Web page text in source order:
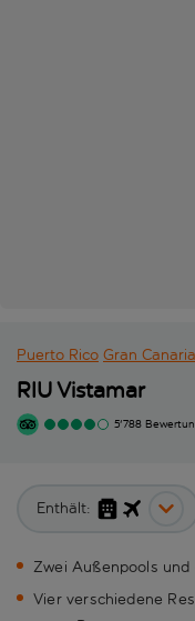
Puerto Rico Gran Canaria
RIU Vistamar
5'788
Enthält:
Zwei Außenpools und
Vier verschiedene